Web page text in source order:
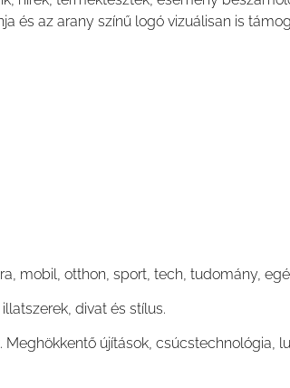
és az arany színű logó vizuálisan is
mobil, otthon, sport, tech, tudomány,
divat és stílus.
újítások, csúcstechnológia,